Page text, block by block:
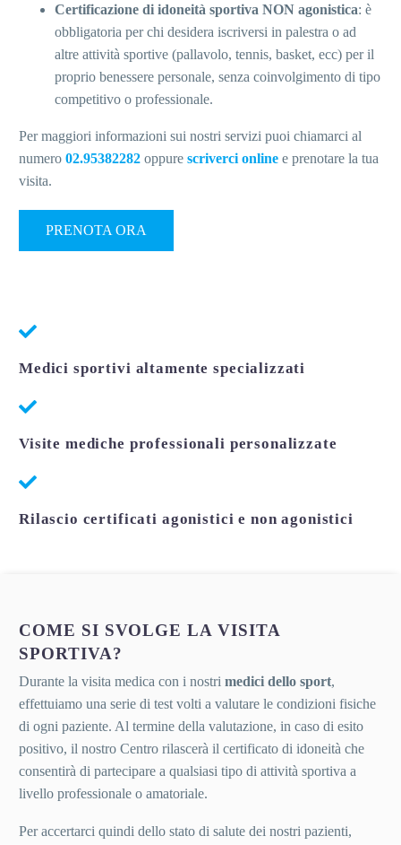
Certificazione di idoneità sportiva NON agonistica: è
obbligatoria per chi desidera iscriversi in palestra o ad
altre attività sportive (pallavolo, tennis, basket, ecc) per il
proprio benessere personale, senza coinvolgimento di tipo
competitivo o professionale.
Per maggiori informazioni sui nostri servizi puoi chiamarci al
numero 02.95382282 oppure scriverci online e prenotare la tua
visita.
PRENOTA ORA
Medici sportivi altamente specializzati
Visite mediche professionali personalizzate
Rilascio certificati agonistici e non agonistici
COME SI SVOLGE LA VISITA
SPORTIVA?
Durante la visita medica con i nostri medici dello sport,
effettuiamo una serie di test volti a valutare le condizioni fisiche
di ogni paziente. Al termine della valutazione, in caso di esito
positivo, il nostro Centro rilascerà il certificato di idoneità che
consentirà di partecipare a qualsiasi tipo di attività sportiva a
livello professionale o amatoriale.
Per accertarci quindi dello stato di salute dei nostri pazienti,